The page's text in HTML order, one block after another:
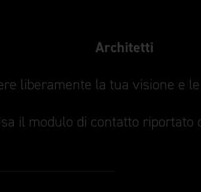
Architetti
liberamente la tua visione e
il modulo di contatto riportato